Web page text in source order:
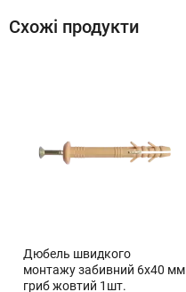
Схожі продукти
Дюбель швидкого
монтажу забивний 6x40 мм
гриб жовтий 1шт.